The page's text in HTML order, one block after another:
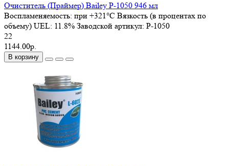
Очиститель (Праймер) Bailey P-1050 946 мл
Воспламеняемость: при +321°C Вязкость (в процентах по
объему) UEL: 11.8% Заводской артикул: P-1050
22
1144.00р.
В корзину